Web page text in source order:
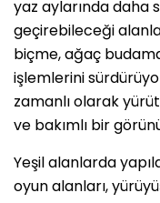
yaz aylarında daha
geçirebileceği
biçme, ağaç
işlemlerini
zamanlı olarak
ve bakımlı bir
Yeşil alanlarda
oyun alanları,